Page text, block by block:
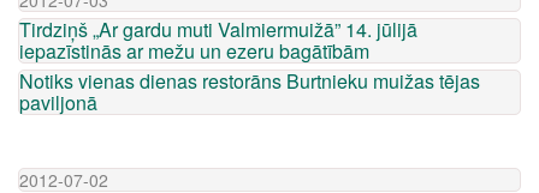
Tirdziņš „Ar gardu muti Valmiermuižā” 14. jūlijā
iepazīstinās ar mežu un ezeru bagātībām
Notiks vienas dienas restorāns Burtnieku muižas tējas
paviljonā
2012-07-02